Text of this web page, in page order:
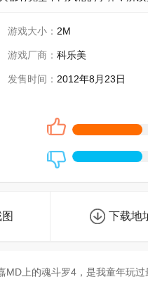
游戏大小： 2M
游戏厂商： 科乐美
发售时间： 2012年8月23日
下载地
上的魂斗罗4，是我童年玩